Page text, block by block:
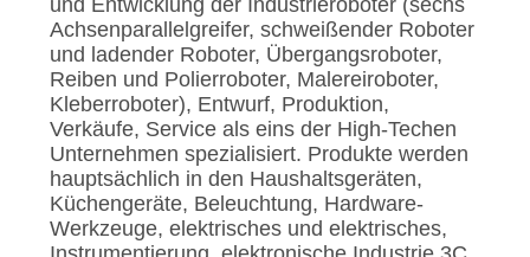
und Entwicklung der Industrieroboter (sechs
Achsenparallelgreifer, schweißender Roboter
und ladender Roboter, Übergangsroboter,
Reiben und Polierroboter, Malereiroboter,
Kleberroboter), Entwurf, Produktion,
Verkäufe, Service als eins der High-Techen
Unternehmen spezialisiert. Produkte werden
hauptsächlich in den Haushaltsgeräten,
Küchengeräte, Beleuchtung, Hardware-
Werkzeuge, elektrisches und elektrisches,